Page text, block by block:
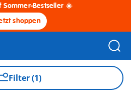
Sommer-Bestseller ☀️
shoppen
Filter (1)